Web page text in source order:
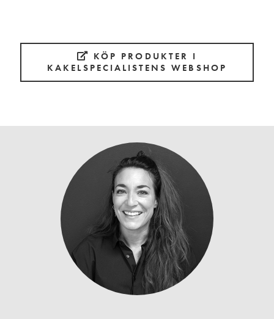
KÖP PRODUKTER I
KAKELSPECIALISTENS WEBSHOP